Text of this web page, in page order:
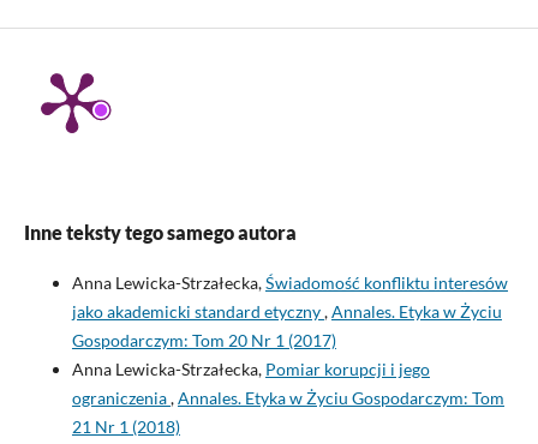
Inne teksty tego samego autora
Anna Lewicka-Strzałecka,Świadomość konfliktu interesów
jako akademicki standard etyczny,Annales. Etyka w Życiu
Gospodarczym: Tom 20 Nr 1 (2017)
Anna Lewicka-Strzałecka, Pomiar korupcji i jego
ograniczenia,Annales. Etyka w Życiu Gospodarczym: Tom
21 Nr 1 (2018)